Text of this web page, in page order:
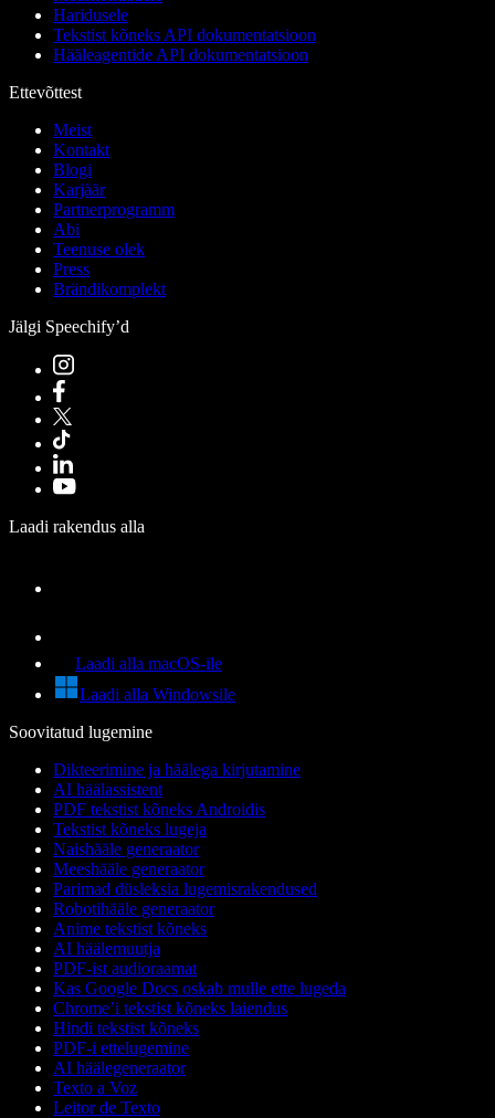
Haridusele
Tekstist kõneks API dokumentatsioon
Hääleagentide API dokumentatsioon
Ettevõttest
Meist
Kontakt
Blogi
Karjäär
Partnerprogramm
Abi
Teenuse olek
Press
Brändikomplekt
Jälgi Speechify’d
Laadi rakendus alla
Laadi alla macOS-ile
Laadi alla Windowsile
Soovitatud lugemine
Dikteerimine ja häälega kirjutamine
AI häälassistent
PDF tekstist kõneks Androidis
Tekstist kõneks lugeja
Naishääle generaator
Meeshääle generaator
Parimad düsleksia lugemisrakendused
Robotihääle generaator
Anime tekstist kõneks
AI häälemuutja
PDF-ist audioraamat
Kas Google Docs oskab mulle ette lugeda
Chrome’i tekstist kõneks laiendus
Hindi tekstist kõneks
PDF-i ettelugemine
AI häälegeneraator
Texto a Voz
Leitor de Texto